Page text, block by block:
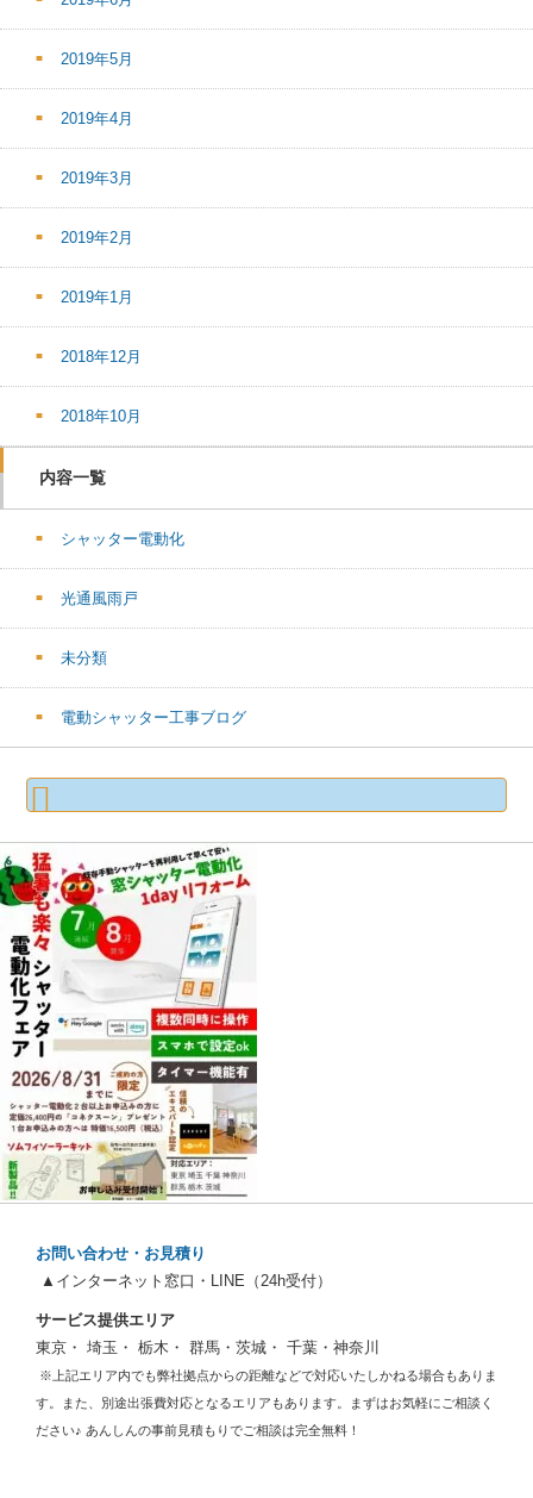
2019年5月
2019年4月
2019年3月
2019年2月
2019年1月
2018年12月
2018年10月
内容一覧
シャッター電動化
光通風雨戸
未分類
電動シャッター工事ブログ
検
お問い合わせ・お見積り
▲インターネット窓口・LINE（24h受付）
サービス提供エリア
東京・ 埼玉・ 栃木・ 群馬・茨城・ 千葉・神奈川
※上記エリア内でも弊社拠点からの距離などで対応いたしかねる場合もありま
す。また、別途出張費対応となるエリアもあります。まずはお気軽にご相談く
ださい♪ あんしんの事前見積もりでご相談は完全無料！